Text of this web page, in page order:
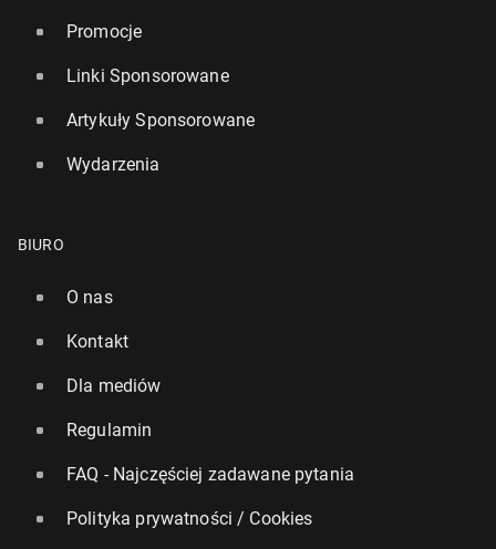
Promocje
Linki Sponsorowane
Artykuły Sponsorowane
Wydarzenia
BIURO
O nas
Kontakt
Dla mediów
Regulamin
FAQ - Najczęściej zadawane pytania
Polityka prywatności / Cookies